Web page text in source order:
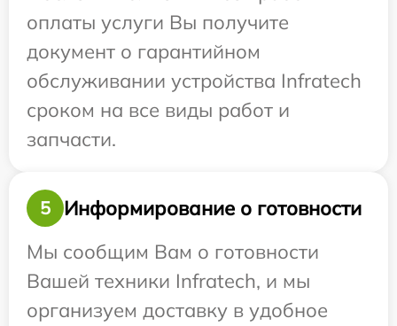
оплаты услуги Вы получите
документ о гарантийном
обслуживании устройства Infratech
сроком на все виды работ и
запчасти.
5
Информирование о готовности
Мы сообщим Вам о готовности
Вашей техники Infratech, и мы
организуем доставку в удобное